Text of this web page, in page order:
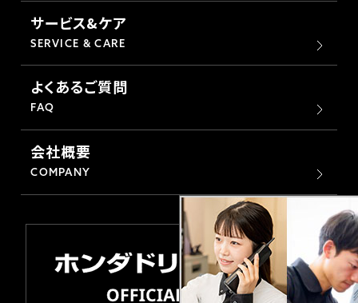
サービス&ケア
SERVICE & CARE
よくあるご質問
FAQ
会社概要
COMPANY